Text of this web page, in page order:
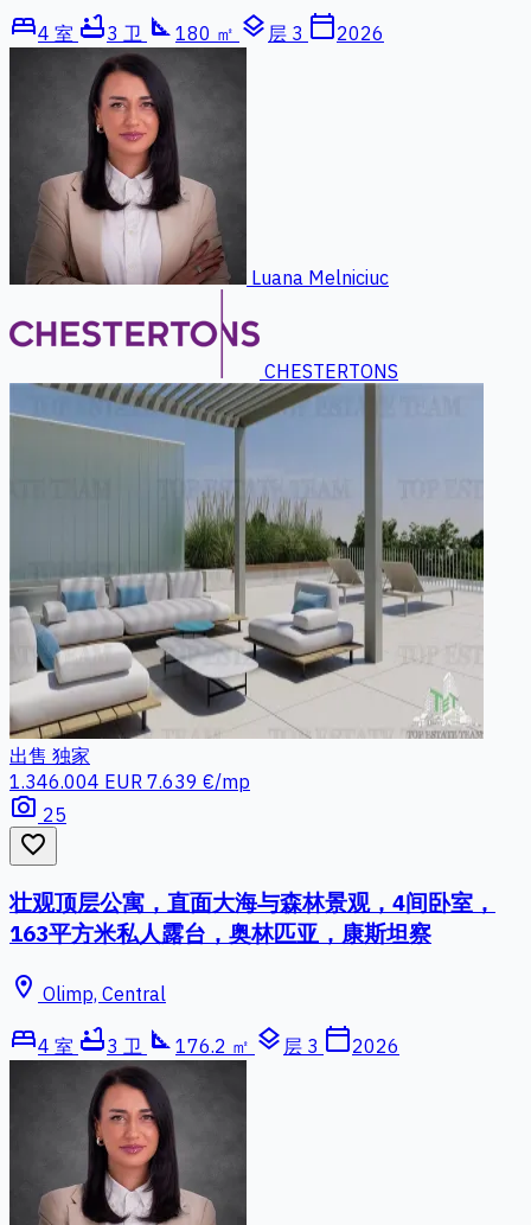
bed4 室 bathtub3 卫 square_foot 180 ㎡ layers 层 3 calendar_today2026
Luana Melniciuc
CHESTERTONS
出售 独家
1.346.004 EUR 7.639 €/mp
photo_camera 25
favorite_border
壮观顶层公寓，直面大海与森林景观，4间卧室，
163平方米私人露台，奥林匹亚，康斯坦察
location_on Olimp, Central
bed4 室 bathtub3 卫 square_foot 176.2 ㎡ layers 层 3 calendar_today2026